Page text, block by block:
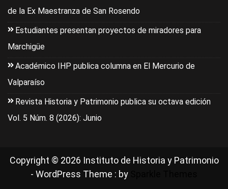
de la Ex Maestranza de San Rosendo
Estudiantes presentan proyectos de miradores para
Marchigüe
Académico IHP publica columna en El Mercurio de
Valparaíso
Revista Historia y Patrimonio publica su octava edición
Vol. 5 Núm. 8 (2026): Junio
Copyright © 2026 Instituto de Historia y Patrimonio
- WordPress Theme : by